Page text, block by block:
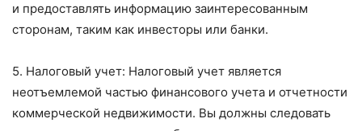
и предоставлять информацию заинтересованным
сторонам, таким как инвесторы или банки.
5. Налоговый учет: Налоговый учет является
неотъемлемой частью финансового учета и отчетности
коммерческой недвижимости. Вы должны следовать